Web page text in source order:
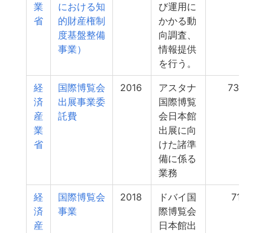
業
省
における知
的財産権制
度基盤整備
事業）
び運用に
かかる動
向調査、
情報提供
を行う。
経
済
産
業
省
国際博覧会
出展事業委
託費
2016
アスタナ
国際博覧
会日本館
出展に向
けた諸準
備に係る
業務
734
経
済
産
国際博覧会
事業
2018
ドバイ国
際博覧会
日本館出
711